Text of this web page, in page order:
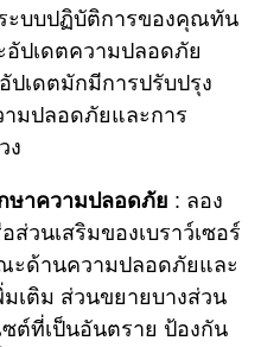
ระบบปฏิบัติการของคุณทัน
ปเดตความปลอดภัย
เดตมักมีการปรับปรุง
มปลอดภัยและการ
ง
ษาความปลอดภัย : ลอง
วนเสริมของเบราว์เซอร์
ด้านความปลอดภัยและ
เติม ส่วนขยายบางส่วน
ซต์ที่เป็นอันตราย ป้องกัน